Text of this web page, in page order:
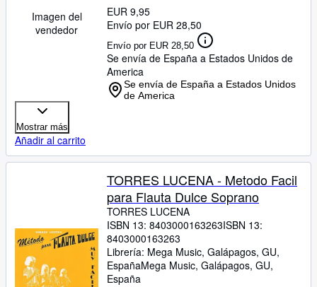
Imagen del
vendedor
EUR 9,95
Envío por EUR 28,50
Envío por EUR 28,50
Se envía de España a Estados Unidos de
America
Se envía de España a Estados Unidos
de America
Mostrar más
Añadir al carrito
TORRES LUCENA - Metodo Facil
para Flauta Dulce Soprano
TORRES LUCENA
ISBN 13: 8403000163263ISBN 13:
8403000163263
Librería: Mega Music, Galápagos, GU,
EspañaMega Music, Galápagos, GU,
España